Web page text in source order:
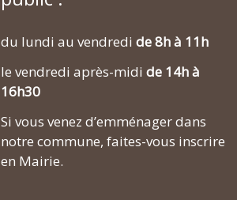
du lundi au vendredi de 8h à 11h
le vendredi après-midi de 14h à
16h30
Si vous venez d’emménager dans
notre commune, faites-vous inscrire
en Mairie.